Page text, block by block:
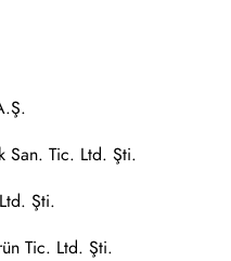
San. Tic. Ltd. Şti.
Şti.
Tic. Ltd. Şti.